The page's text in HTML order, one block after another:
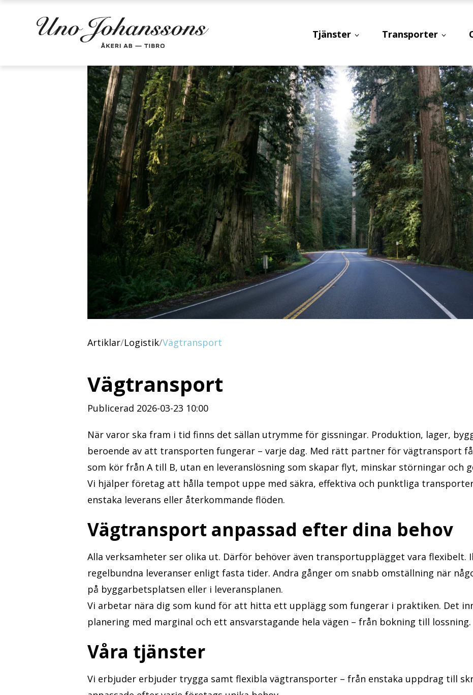
Tjänster Transporter
Artiklar/Logistik/Vägtransport
Vägtransport
Publicerad 2026-03-23 10:00
När varor ska fram i tid finns det sällan utrymme för gissningar. Produktion, lager,
beroende av att transporten fungerar – varje dag. Med rätt partner för vägtransport
som kör från A till B, utan en leveranslösning som skapar flyt, minskar störningar och
Vi hjälper företag att hålla tempot uppe med säkra, effektiva och punktliga
enstaka leverans eller återkommande flöden.
Vägtransport anpassad efter dina behov
Alla verksamheter ser olika ut. Därför behöver även transportupplägget vara flexibelt.
regelbundna leveranser enligt fasta tider. Andra gånger om snabb omställning när
på byggarbetsplatsen eller i leveransplanen.
Vi arbetar nära dig som kund för att hitta ett upplägg som fungerar i praktiken. Det
planering med marginal och ett ansvarstagande hela vägen – från bokning till lossning.
Våra tjänster
Vi erbjuder erbjuder trygga samt flexibla vägtransporter – från enstaka uppdrag till